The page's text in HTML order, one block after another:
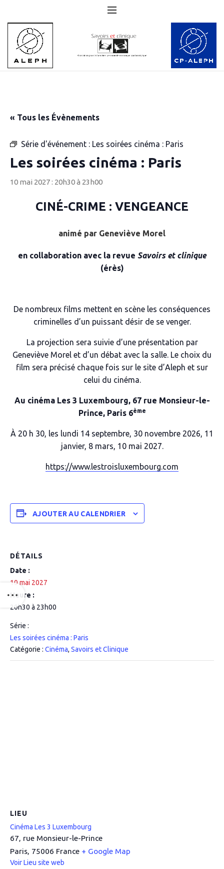
« Tous les Évènements
Série d'événement : Les soirées cinéma : Paris
Les soirées cinéma : Paris
10 mai 2027 : 20h30à 23h00
CINÉ-CRIME : VENGEANCE
animé par Geneviève Morel
en collaboration avec la revue Savoirs et clinique
(érès)
De nombreux films mettent en scène les conséquences
criminelles d’un puissant désir de se venger.
La projection sera suivie d’une présentation par
Geneviève Morel et d’un débat avec la salle. Le choix du
film sera précisé chaque fois sur le site d’Aleph et sur
celui du cinéma.
Au cinéma Les 3 Luxembourg, 67 rue Monsieur-le-
Prince, Paris 6ème
À 20 h 30, les lundi 14 septembre, 30 novembre 2026, 11
janvier, 8 mars, 10 mai 2027.
https://www.lestroisluxembourg.com
AJOUTER AU CALENDRIER
DÉTAILS
Date :
10 mai 2027
Heure :
20h30 à 23h00
Série :
Les soirées cinéma : Paris
Catégorie : Cinéma, Savoirs et Clinique
LIEU
Cinéma Les 3 Luxembourg
67, rue Monsieur-le-Prince
Paris, 75006 France + Google Map
Voir Lieu site web